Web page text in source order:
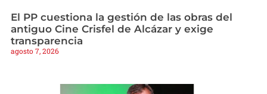
El PP cuestiona la gestión de las obras del
antiguo Cine Crisfel de Alcázar y exige
transparencia
agosto 7, 2026